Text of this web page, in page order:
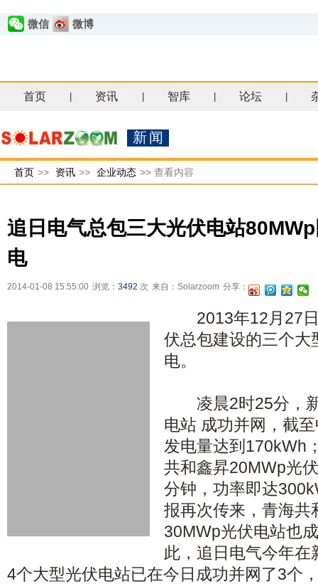
微信 微博
首页 资讯 智库 论坛
新闻
首页 >> 资讯 >> 企业动态 >> 查看内容
追日电气总包三大光伏电站
电
2014-01-08 15:55:00 浏览： 3492 次 来自：Solarzoom 分享：
2013年12月27日
伏总包建设的三个大
电。
凌晨2时25分，新
电站 成功并网，截
发电量达到170kWh
共和鑫昇20MWp光
分钟，功率即达
报再次传来，青海共
30MWp光伏电站也
此，追日电气今年
4个大型光伏电站已在今日成功并网了3个